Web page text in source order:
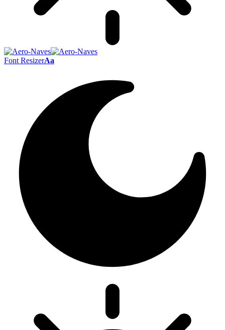
Font ResizerAa